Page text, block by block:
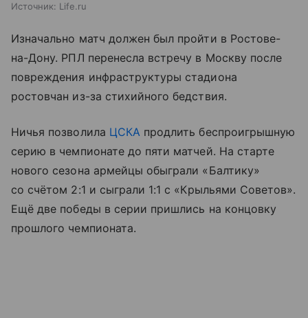
Источник: Life.ru
Изначально матч должен был пройти в Ростове-
на-Дону. РПЛ перенесла встречу в Москву после
повреждения инфраструктуры стадиона
ростовчан из-за стихийного бедствия.
Ничья позволила ЦСКАпродлить беспроигрышную
серию в чемпионате до пяти матчей. На старте
нового сезона армейцы обыграли «Балтику»
со счётом 2:1 и сыграли 1:1 с «Крыльями Советов».
Ещё две победы в серии пришлись на концовку
прошлого чемпионата.